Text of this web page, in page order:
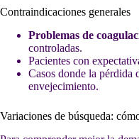
Contraindicaciones generales
Problemas de
controladas.
Pacientes con
Casos donde la pérdida
envejecimiento.
Variaciones de búsqueda: